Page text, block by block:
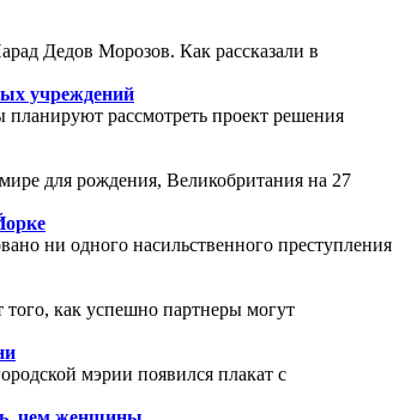
Дедов Морозов. Как рассказали в
учреждений
планируют рассмотреть проект решения
для рождения, Великобритания на 27
ни одного насильственного преступления
как успешно партнеры могут
мэрии появился плакат с